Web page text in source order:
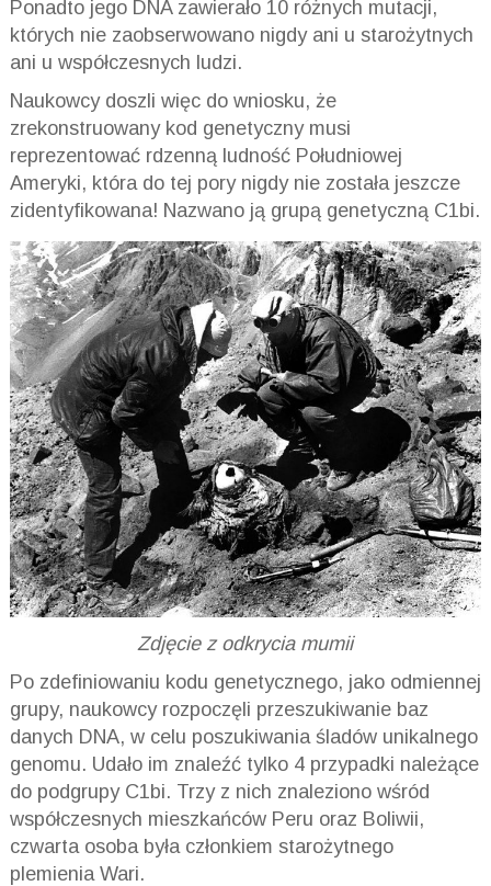
Ponadto jego DNA zawierało 10 różnych mutacji,
których nie zaobserwowano nigdy ani u starożytnych
ani u współczesnych ludzi.
Naukowcy doszli więc do wniosku, że
zrekonstruowany kod genetyczny musi
reprezentować rdzenną ludność Południowej
Ameryki, która do tej pory nigdy nie została jeszcze
zidentyfikowana! Nazwano ją grupą genetyczną C1bi.
Zdjęcie z odkrycia mumii
Po zdefiniowaniu kodu genetycznego, jako odmiennej
grupy, naukowcy rozpoczęli przeszukiwanie baz
danych DNA, w celu poszukiwania śladów unikalnego
genomu. Udało im znaleźć tylko 4 przypadki należące
do podgrupy C1bi. Trzy z nich znaleziono wśród
współczesnych mieszkańców Peru oraz Boliwii,
czwarta osoba była członkiem starożytnego
plemienia Wari.